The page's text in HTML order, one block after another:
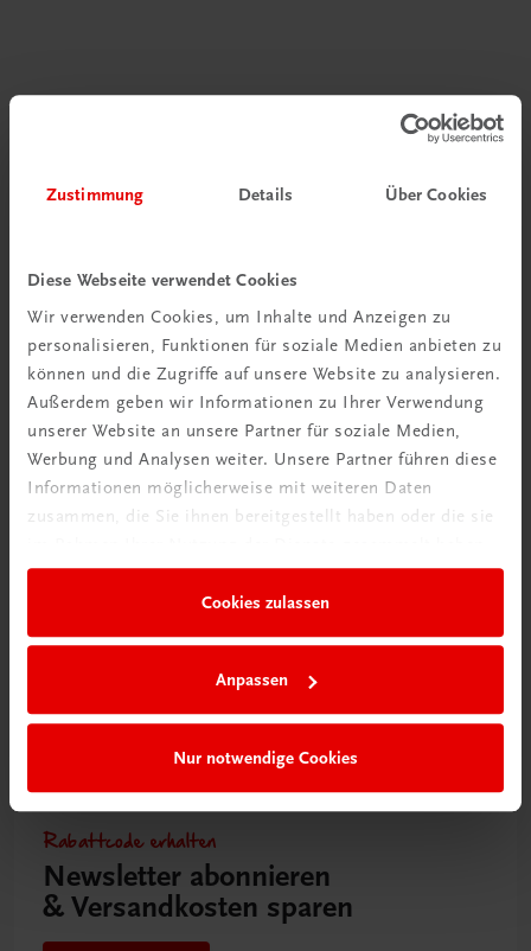
Zustimmung Details Über Cookies
Diese Webseite verwendet Cookies
Wir verwenden Cookies, um Inhalte und Anzeigen zu
personalisieren, Funktionen für soziale Medien anbieten zu
können und die Zugriffe auf unsere Website zu analysieren.
Außerdem geben wir Informationen zu Ihrer Verwendung
unserer Website an unsere Partner für soziale Medien,
Werbung und Analysen weiter. Unsere Partner führen diese
Informationen möglicherweise mit weiteren Daten
zusammen, die Sie ihnen bereitgestellt haben oder die sie
Cookies zulassen
Anpassen
Nur notwendige Cookies
Ratgeber Schulpraxis
Wie mit KI im Unterricht
umgehen?
Mehr erfahren
Rabattcode erhalten
Newsletter abonnieren
& Versandkosten sparen